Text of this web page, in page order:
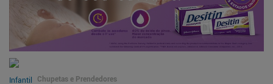
Infantil Chupetas e Prendedores
poviztra wegovy